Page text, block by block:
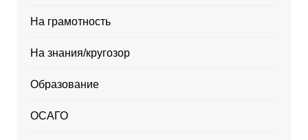
На грамотность
На знания/кругозор
Образование
ОСАГО